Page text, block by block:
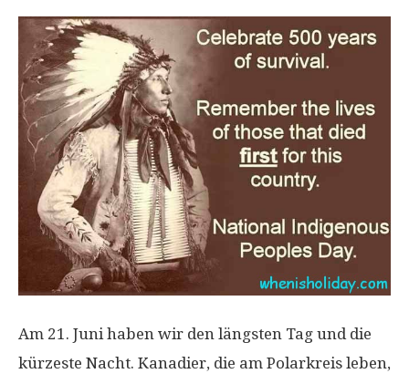
Am 21. Juni haben wir den längsten Tag und die
kürzeste Nacht. Kanadier, die am Polarkreis leben,